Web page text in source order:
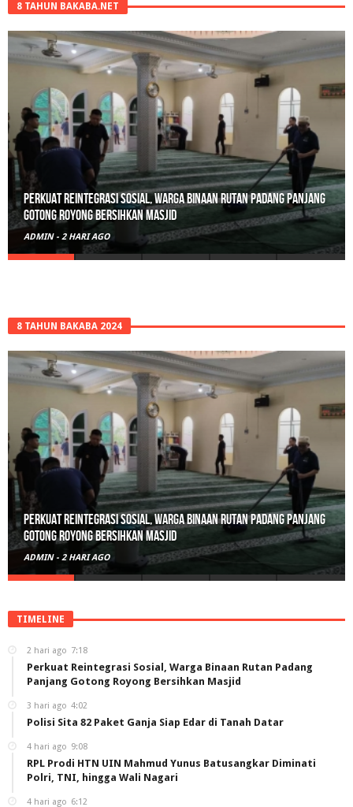
8 TAHUN BAKABA.NET
Perkuat Reintegrasi Sosial, Warga Binaan Rutan Padang Panjang
Gotong Royong Bersihkan Masjid
ADMIN - 2 HARI AGO
8 TAHUN BAKABA 2024
Perkuat Reintegrasi Sosial, Warga Binaan Rutan Padang Panjang
Gotong Royong Bersihkan Masjid
ADMIN - 2 HARI AGO
TIMELINE
2 hari ago 7:18
Perkuat Reintegrasi Sosial, Warga Binaan Rutan Padang
Panjang Gotong Royong Bersihkan Masjid
3 hari ago 4:02
Polisi Sita 82 Paket Ganja Siap Edar di Tanah Datar
4 hari ago 9:08
RPL Prodi HTN UIN Mahmud Yunus Batusangkar Diminati
Polri, TNI, hingga Wali Nagari
4 hari ago 6:12